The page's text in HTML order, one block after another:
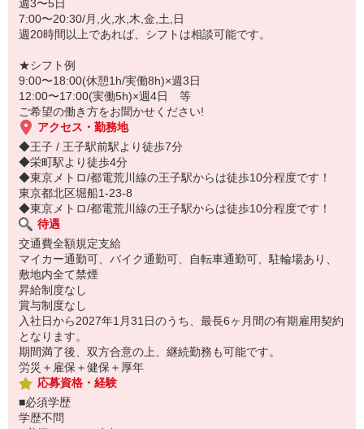
北区にある「グループホーム せらび王子」での介護パート大募集♪
・入居者様の見守り、移動・食事・入浴など身体介助
・レク補助、清掃・洗濯・配膳など生活援助、記録入力
・資格取得の学習（東京都介護職員就業促進事業）
週3〜5日
7:00〜20:30/月,火,水,木,金,土,日
週20時間以上であれば、シフトは相談可能です。
★シフト例
9:00〜18:00(休憩1h/実働8h)×週3日
12:00〜17:00(実働5h)×週4日 等
ご希望の働き方をお聞かせください!
アクセス・勤務地
◆王子 / 王子駅前駅より徒歩7分
◆栄町駅より徒歩4分
◆東京メトロ/都電荒川線の王子駅からは徒歩10分程度です！
東京都北区堀船1-23-8
◆東京メトロ/都電荒川線の王子駅からは徒歩10分程度です！
待遇
交通費全額規定支給
マイカー通勤可、バイク通勤可、自転車通勤可、駐輪場あり、
敷地内全て禁煙
昇給制度なし
賞与制度なし
入社日から2027年1月31日のうち、最長6ヶ月間の有期雇用契約
となります。
期間満了後、双方合意の上、継続勤務も可能です。
労災＋雇保＋健保＋厚年
応募資格・経験
■必須学歴
学歴不問